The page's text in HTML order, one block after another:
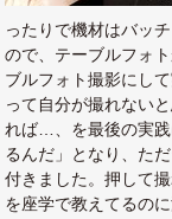
ったりで機材はバッ
ので、テーブルフォ
ブルフォト撮影にし
って自分が撮れない
れば…、を最後の実
るんだ」となり、た
付きました。押して
を座学で教えてるの